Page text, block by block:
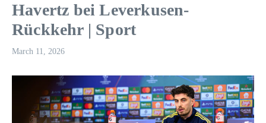
Havertz bei Leverkusen-
Rückkehr | Sport
March 11, 2026